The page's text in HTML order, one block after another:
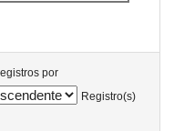
por
Registro(s)